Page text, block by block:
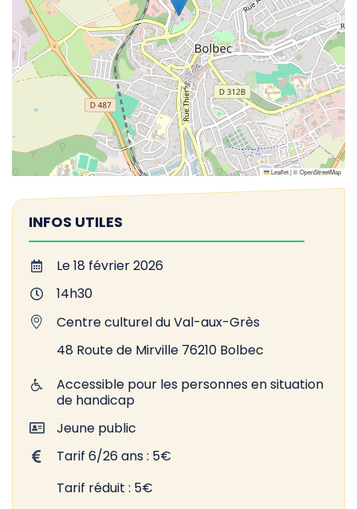
Leaflet|©OpenStreetMap
INFOS UTILES
Le 18 février 2026
14h30
Centre culturel du Val-aux-Grès
48 Route de Mirville 76210 Bolbec
Accessible pour les personnes en situation
de handicap
Jeune public
Tarif 6/26 ans : 5€
Tarif réduit : 5€